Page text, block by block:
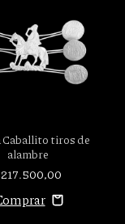
tiros de
alambre